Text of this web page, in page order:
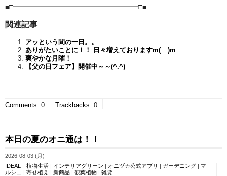
■□━━━━━━━━━━━━━━━━━━━□■
関連記事
アッという間の一日。。
ありがたいことに！！ 日々増えておりますm(__)m
爽やかな月曜！
【父の日フェア】開催中～～(^.^)
Comments: 0 Trackbacks: 0
本日の夏のオニ通は！！
2026-08-03 (月)
IDEAL 植物生活 | インテリアグリーン | オニヅカ公式アプリ | ガーデニング | マ
ルシェ | 寄せ植え | 新商品 | 観葉植物 | 雑貨